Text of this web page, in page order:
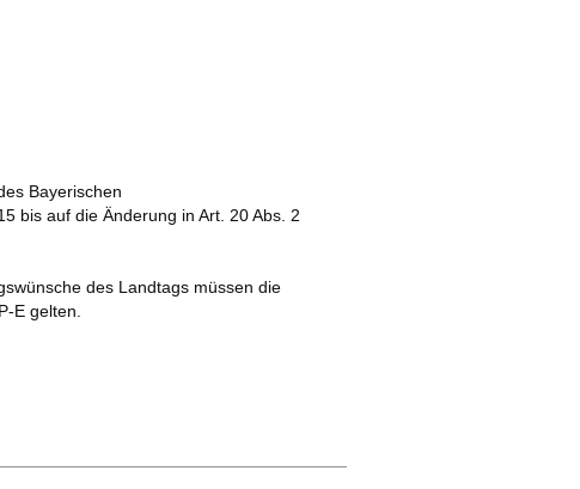
Bayerischen
bis auf die Änderung in Art. 20 Abs. 2
des Landtags müssen die
E gelten.